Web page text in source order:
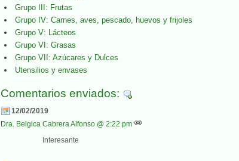
Grupo III: Frutas
Grupo IV: Carnes, aves, pescado, huevos y frijoles
Grupo V: Lácteos
Grupo VI: Grasas
Grupo VII: Azúcares y Dulces
Utensilios y envases
Comentarios enviados:
12/02/2019
Dra. Belgica Cabrera Alfonso@ 2:22 pm
Interesante